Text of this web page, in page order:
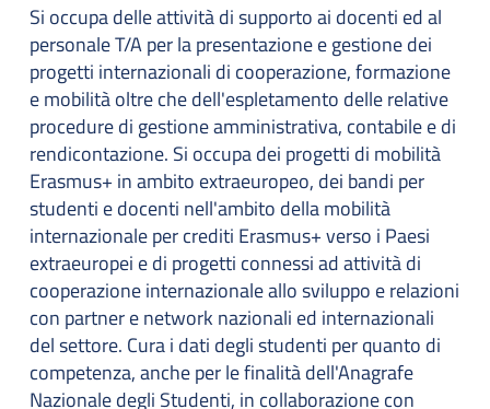
Si occupa delle attività di supporto ai docenti ed al
personale T/A per la presentazione e gestione dei
progetti internazionali di cooperazione, formazione
e mobilità oltre che dell'espletamento delle relative
procedure di gestione amministrativa, contabile e di
rendicontazione. Si occupa dei progetti di mobilità
Erasmus+ in ambito extraeuropeo, dei bandi per
studenti e docenti nell'ambito della mobilità
internazionale per crediti Erasmus+ verso i Paesi
extraeuropei e di progetti connessi ad attività di
cooperazione internazionale allo sviluppo e relazioni
con partner e network nazionali ed internazionali
del settore. Cura i dati degli studenti per quanto di
competenza, anche per le finalità dell'Anagrafe
Nazionale degli Studenti, in collaborazione con